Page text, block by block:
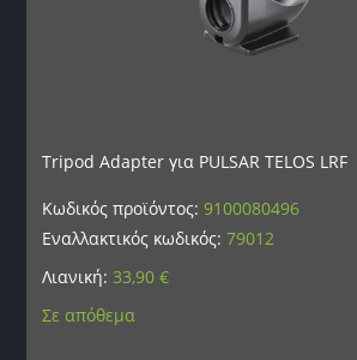
Tripod Adapter για PULSAR TELOS LRF
Κωδικός προϊόντος:9100080496
Εναλλακτικός κωδικός:79012
Λιανική: 33,90€
Σε απόθεμα